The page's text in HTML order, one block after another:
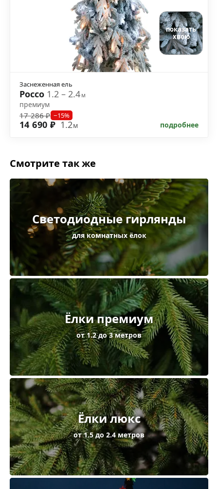
показать
хвою
Заснеженная ель
Россо 1.2 – 2.4м
премиум
17 286 ₽ −15%
14 690 ₽ 1.2м подробнее
Смотрите так же
Светодиодные гирлянды
для комнатных ёлок
Ёлки премиум
от 1.2 до 3 метров
Ёлки люкс
от 1.5 до 2.4 метров